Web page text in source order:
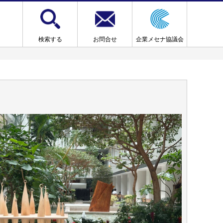
検索する お問合せ 企業メセナ協議会